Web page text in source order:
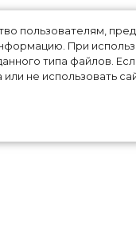
пользователям,
При
типа файлов.
не использовать